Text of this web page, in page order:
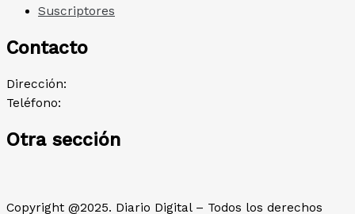
Suscriptores
Contacto
Dirección:
Teléfono:
Otra sección
Copyright @2025. Diario Digital – Todos los derechos